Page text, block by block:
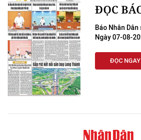
ĐỌC
Báo Nhân
Ngày 07-08-
ĐỌC NGAY